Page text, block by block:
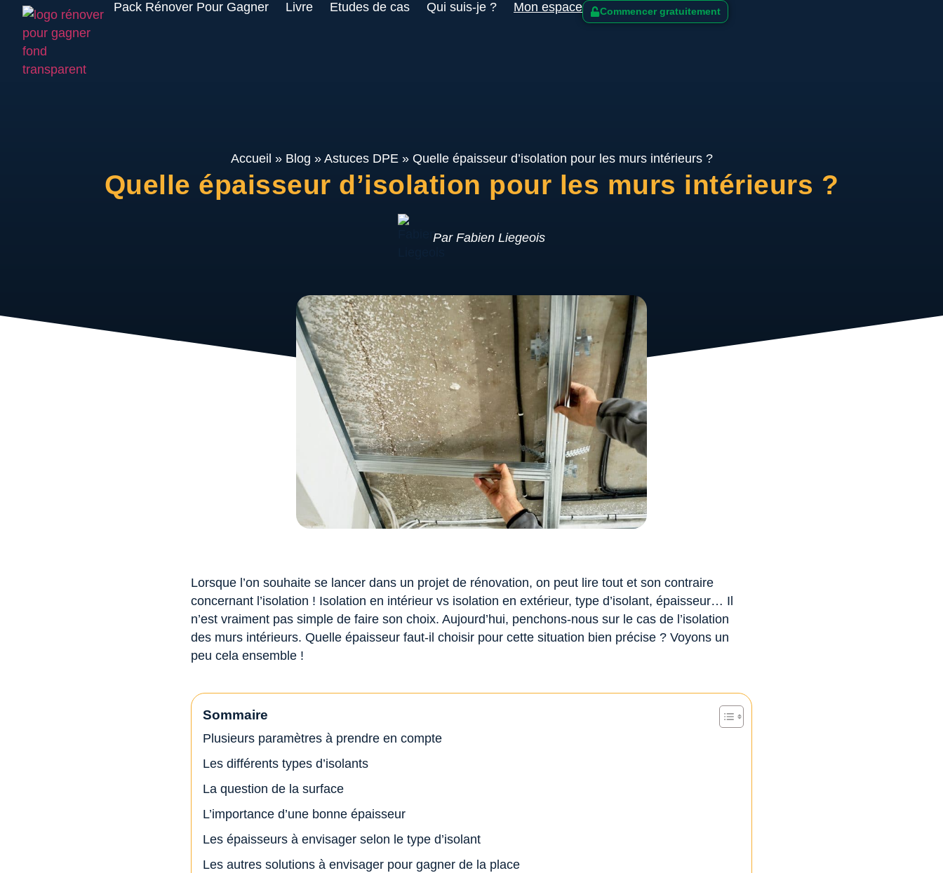
Pack Rénover Pour Gagner Livre Etudes de cas Qui suis-je ? Mon espace Commencer gratuitement
Accueil » Blog » Astuces DPE» Quelle épaisseur d’isolation pour les murs intérieurs ?
Quelle épaisseur d’isolation pour les murs intérieurs ?
Par Fabien Liegeois
Lorsque l’on souhaite se lancer dans un projet de rénovation, on peut lire tout et son contraire
concernant l’isolation ! Isolation en intérieur vs isolation en extérieur, type d’isolant, épaisseur… Il
n’est vraiment pas simple de faire son choix. Aujourd’hui, penchons-nous sur le cas de l’isolation
des murs intérieurs. Quelle épaisseur faut-il choisir pour cette situation bien précise ? Voyons un
peu cela ensemble !
Sommaire
Plusieurs paramètres à prendre en compte
Les différents types d’isolants
La question de la surface
L’importance d’une bonne épaisseur
Les épaisseurs à envisager selon le type d’isolant
Les autres solutions à envisager pour gagner de la place